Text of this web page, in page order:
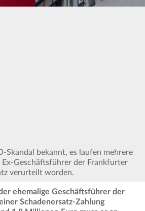
Skandal bekannt, es laufen mehrere
Ex-Geschäftsführer der Frankfurter
verurteilt worden.
ehemalige Geschäftsführer der
Schadenersatz-Zahlung